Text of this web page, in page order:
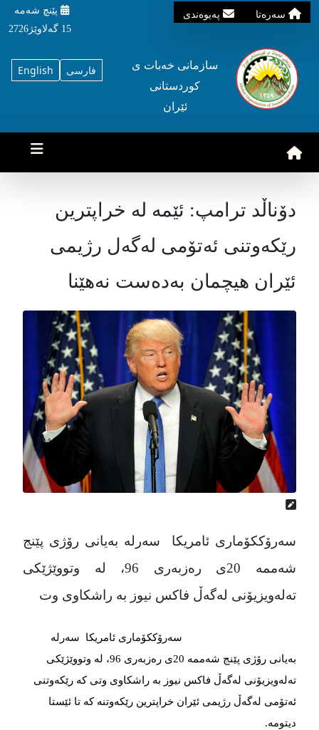
سه‌ره‌تا په‌یوه‌ندی
پێنچ شه‌مه‌
15 گه‌لاوێژ2726
English فارسی
سازمانی خه‌بات ی
کوردستانی
ئێران
دۆناڵد ترامپ: ئێمە لە خراپترین
رێکەوتنی ئەتۆمی لەگەل رژیمی
ئێران هیچمان بەدەست نەهێنا
سەرۆککۆماری ئامریکا سەرلە بەیانی رۆژی پێنج
شەممە 20ی رەزبەری 96، لە وتووێژێکی
تەلەویزیۆنی لەگەڵ فاکس نیوز بە راشکاوی وت
سەرۆککۆماری ئامریکا سەرلە
بەیانی رۆژی پێنج شەممە 20ی رەزبەری 96، لە وتووێژێکی
تەلەویزیۆنی لەگەڵ فاکس نیوز بە راشکاوی وتی کە رێکەوتنی
ئەتۆمی لەگەڵ رژیمی ئێران خراپترین رێکەوتنە کە تا ئێستا
دیتومە.